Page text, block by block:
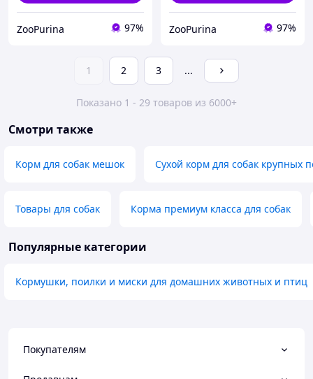
ZooPurina 97% ZooPurina 97%
1 2 3 ...
Показано 1 - 29 товаров из 6000+
Смотри также
Корм для собак мешок Сухой корм для собак крупных
Товары для собак Корма премиум класса для собак
Популярные категории
Кормушки, поилки и миски для домашних животных и птиц
Покупателям